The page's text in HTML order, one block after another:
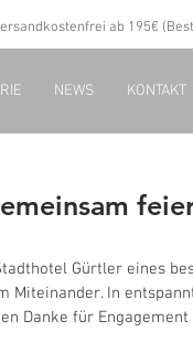
ab 195€
NEWS KONTAKT
Gürtler eines
Miteinander. In
Danke für Engagement